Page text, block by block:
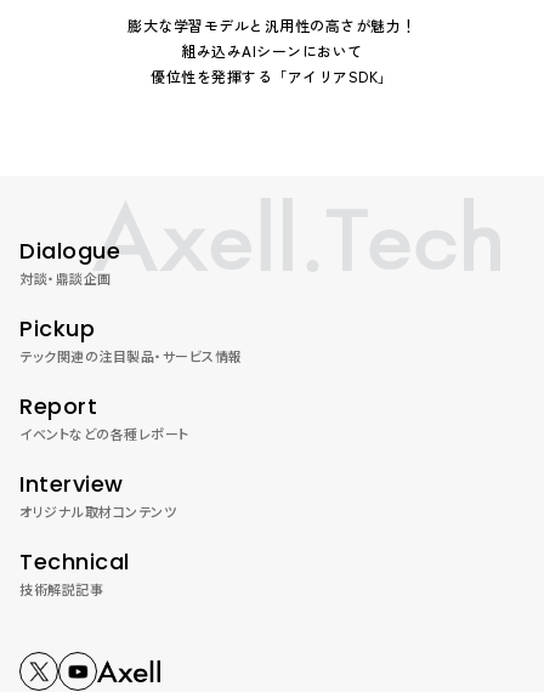
膨大な学習モデルと汎用性の高さが魅力！
組み込みAIシーンにおいて
優位性を発揮する「アイリアSDK」
Dialogue
対談・鼎談企画
Pickup
テック関連の注目製品・サービス情報
Report
イベントなどの各種レポート
Interview
オリジナル取材コンテンツ
Technical
技術解説記事